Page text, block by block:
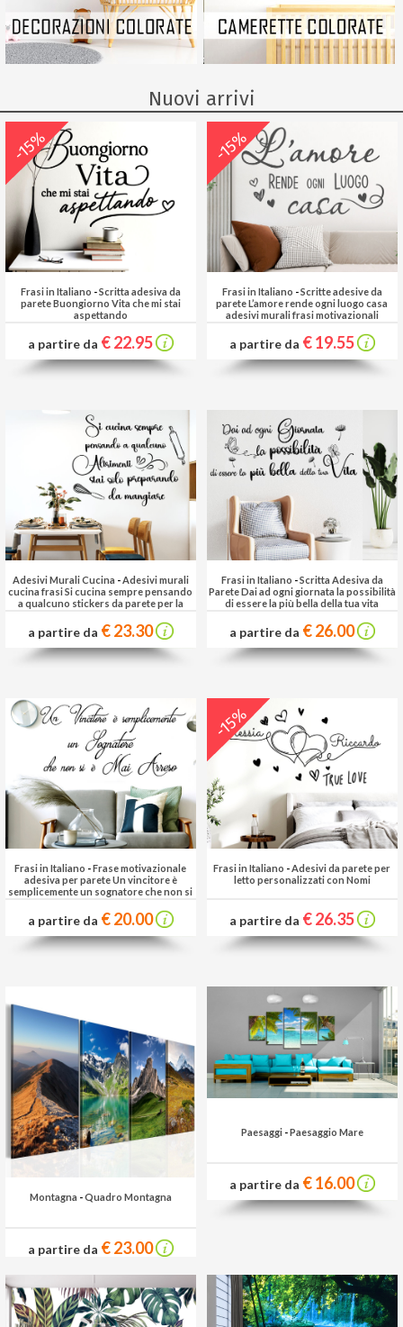
Nuovi arrivi
-15%
Frasi in Italiano -Scritta adesiva da
parete Buongiorno Vita che mi stai
aspettando
a partire da € 22.95
-15%
Frasi in Italiano -Scritte adesive da
parete L’amore rende ogni luogo casa
adesivi murali frasi motivazionali
a partire da € 19.55
Adesivi Murali Cucina - Adesivi murali
cucina frasi Si cucina sempre pensando
a qualcuno stickers da parete per la
a partire da € 23.30
Frasi in Italiano -Scritta Adesiva da
Parete Dai ad ogni giornata la possibilità
di essere la più bella della tua vita
a partire da € 26.00
Frasi in Italiano -Frase motivazionale
adesiva per parete Un vincitore è
semplicemente un sognatore che non si
a partire da € 20.00
-15%
Frasi in Italiano - Adesivi da parete per
letto personalizzati con Nomi
a partire da € 26.35
Montagna -Quadro Montagna
a partire da € 23.00
Paesaggi -Paesaggio Mare
a partire da € 16.00